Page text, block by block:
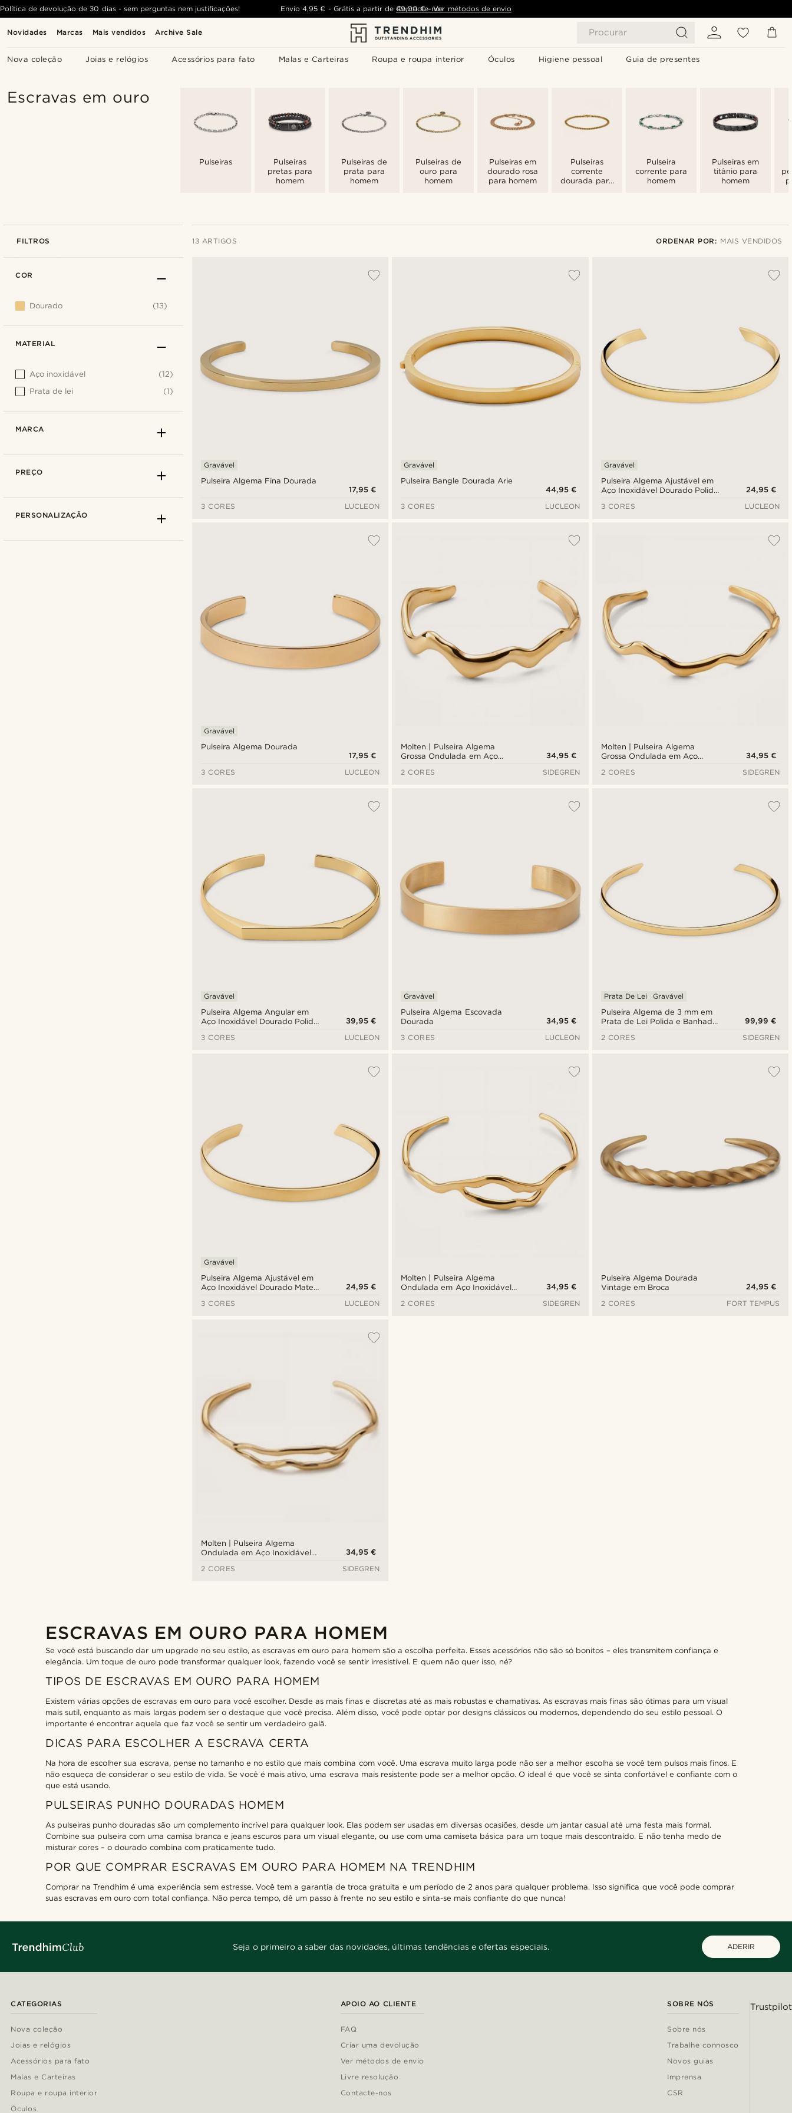
Novidades Marcas Mais vendidos Archive Sale Procurar
Nova coleção Joias e relógios Acessórios para fato Malas e Carteiras Roupa e roupa interior Óculos Higiene pessoal Guia de presentes
Política de devolução de 30 dias - sem perguntas nem justificações! Envio 4,95 € - Grátis a partir de 49,00 € - Ver métodos de envio
Contacte-nos
Escravas em ouro
Pulseiras
Pulseiras
pretas para
homem
Pulseiras de
prata para
homem
Pulseiras de
ouro para
homem
Pulseiras em
dourado rosa
para homem
Pulseiras
corrente
dourada para
Pulseira
corrente para
homem
Pulseiras em
titânio para
homem
FILTROS 13 ARTIGOS ORDENAR POR: MAIS VENDIDOS
Pulseira Algema Fina Dourada
Gravável
17,95 €
3 CORES
LUCLEON
Pulseira Bangle Dourada Arie
Gravável
44,95 €
3 CORES
LUCLEON
Pulseira Algema Ajustável em
Aço Inoxidável Dourado Polida
Gravável
24,95 €
3 CORES
LUCLEON
Pulseira Algema Dourada
Gravável
17,95 €
3 CORES
LUCLEON
Molten | Pulseira Algema
Grossa Ondulada em Aço
34,95 €
2 CORES
SIDEGREN
Molten | Pulseira Algema
Grossa Ondulada em Aço
34,95 €
2 CORES
SIDEGREN
Pulseira Algema Angular em
Aço Inoxidável Dourado Polido
Gravável
39,95 €
3 CORES
LUCLEON
Pulseira Algema Escovada
Dourada
Gravável
34,95 €
3 CORES
LUCLEON
Pulseira Algema de 3 mm em
Prata de Lei Polida e Banhada
Prata De Lei Gravável
99,99 €
2 CORES
SIDEGREN
Pulseira Algema Ajustável em
Aço Inoxidável Dourado Mate
Gravável
24,95 €
3 CORES
LUCLEON
Molten | Pulseira Algema
Ondulada em Aço Inoxidável
34,95 €
2 CORES
SIDEGREN
Pulseira Algema Dourada
Vintage em Broca
24,95 €
2 CORES
FORT TEMPUS
Molten | Pulseira Algema
Ondulada em Aço Inoxidável
34,95 €
2 CORES
SIDEGREN
COR
Dourado (13)
MATERIAL
Aço inoxidável
(12)
Prata de lei
(1)
MARCA
PREÇO
PERSONALIZAÇÃO
ESCRAVAS EM OURO PARA HOMEM
Se você está buscando dar um upgrade no seu estilo, as escravas em ouro para homem são a escolha perfeita. Esses acessórios não são só bonitos – eles transmitem confiança e
elegância. Um toque de ouro pode transformar qualquer look, fazendo você se sentir irresistível. E quem não quer isso, né?
TIPOS DE ESCRAVAS EM OURO PARA HOMEM
Existem várias opções de escravas em ouro para você escolher. Desde as mais finas e discretas até as mais robustas e chamativas. As escravas mais finas são ótimas para um visual
mais sutil, enquanto as mais largas podem ser o destaque que você precisa. Além disso, você pode optar por designs clássicos ou modernos, dependendo do seu estilo pessoal. O
importante é encontrar aquela que faz você se sentir um verdadeiro galã.
DICAS PARA ESCOLHER A ESCRAVA CERTA
Na hora de escolher sua escrava, pense no tamanho e no estilo que mais combina com você. Uma escrava muito larga pode não ser a melhor escolha se você tem pulsos mais finos. E
não esqueça de considerar o seu estilo de vida. Se você é mais ativo, uma escrava mais resistente pode ser a melhor opção. O ideal é que você se sinta confortável e confiante com o
que está usando.
PULSEIRAS PUNHO DOURADAS HOMEM
As pulseiras punho douradas são um complemento incrível para qualquer look. Elas podem ser usadas em diversas ocasiões, desde um jantar casual até uma festa mais formal.
Combine sua pulseira com uma camisa branca e jeans escuros para um visual elegante, ou use com uma camiseta básica para um toque mais descontraído. E não tenha medo de
misturar cores – o dourado combina com praticamente tudo.
POR QUE COMPRAR ESCRAVAS EM OURO PARA HOMEM NA TRENDHIM
Comprar na Trendhim é uma experiência sem estresse. Você tem a garantia de troca gratuita e um período de 2 anos para qualquer problema. Isso significa que você pode comprar
suas escravas em ouro com total confiança. Não perca tempo, dê um passo à frente no seu estilo e sinta-se mais confiante do que nunca!
Seja o primeiro a saber das novidades, últimas tendências e ofertas especiais. ADERIR
CATEGORIAS
Nova coleção
Joias e relógios
Acessórios para fato
Malas e Carteiras
Roupa e roupa interior
Óculos
APOIO AO CLIENTE
FAQ
Criar uma devolução
Ver métodos de envio
Livre resolução
Contacte-nos
SOBRE NÓS
Sobre nós
Trabalhe connosco
Novos guias
Imprensa
CSR
Trustpilot